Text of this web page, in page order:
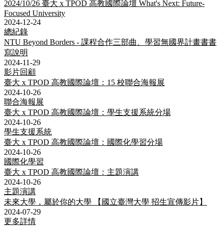
2024/10/26 臺大 x TPOD 高教國際論壇 What's Next: Future-
Focused University
2024-12-24
總紀錄
NTU Beyond Borders - 課程合作三部曲、學習無國界計畫書書
寫說明
2024-11-29
影片回顧
臺大 x TPOD 高教國際論壇：15 校聯合海報展
2024-10-26
聯合海報展
臺大 x TPOD 高教國際論壇：學生支援系統分場
2024-10-26
學生支援系統
臺大 x TPOD 高教國際論壇：國際化學習分場
2024-10-26
國際化學習
臺大 x TPOD 高教國際論壇：主題演講
2024-10-26
主題演講
未來大學，屬於你的大學 【國立臺灣大學 招生宣傳影片】
2024-07-29
更多詳情